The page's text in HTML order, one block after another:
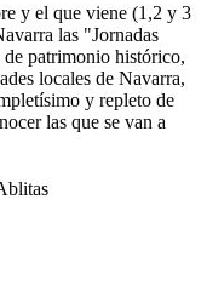
y el que viene (1,2 y 3
las "Jornadas
patrimonio histórico,
locales de Navarra,
y repleto de
las que se van a